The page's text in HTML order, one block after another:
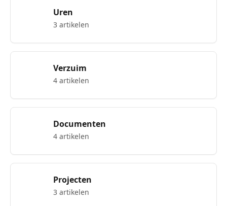
Uren
3 artikelen
Verzuim
4 artikelen
Documenten
4 artikelen
Projecten
3 artikelen